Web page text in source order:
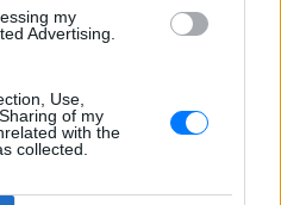
my
Advertising.
Use,
of my
with the
collected.
χρόνο η Ελλάδα μου χαρίζει κάτι